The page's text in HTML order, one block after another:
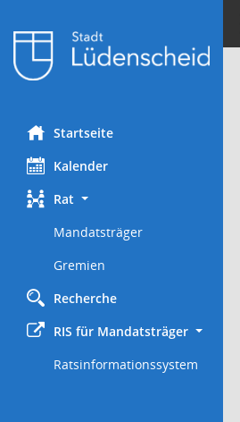
Startseite
Kalender
Rat
Mandatsträger
Gremien
Recherche
RIS für Mandatsträger
Ratsinformationssystem